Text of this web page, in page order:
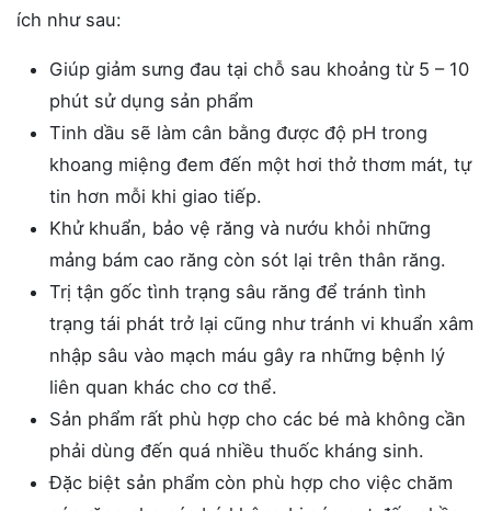
ích như sau:
Giúp giảm sưng đau tại chỗ sau khoảng từ 5 – 10
phút sử dụng sản phẩm
Tinh dầu sẽ làm cân bằng được độ pH trong
khoang miệng đem đến một hơi thở thơm mát, tự
tin hơn mỗi khi giao tiếp.
Khử khuẩn, bảo vệ răng và nướu khỏi những
mảng bám cao răng còn sót lại trên thân răng.
Trị tận gốc tình trạng sâu răng để tránh tình
trạng tái phát trở lại cũng như tránh vi khuẩn xâm
nhập sâu vào mạch máu gây ra những bệnh lý
liên quan khác cho cơ thể.
Sản phẩm rất phù hợp cho các bé mà không cần
phải dùng đến quá nhiều thuốc kháng sinh.
Đặc biệt sản phẩm còn phù hợp cho việc chăm